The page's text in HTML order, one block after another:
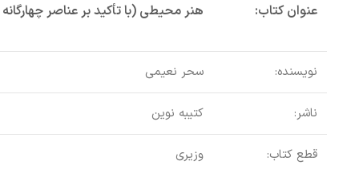
عنوان کتاب: هنر محیطی (با تأکید بر عناصر
نویسنده: سحر نعیمی
ناشر: کتیبه نوین
قطع کتاب: وزیری